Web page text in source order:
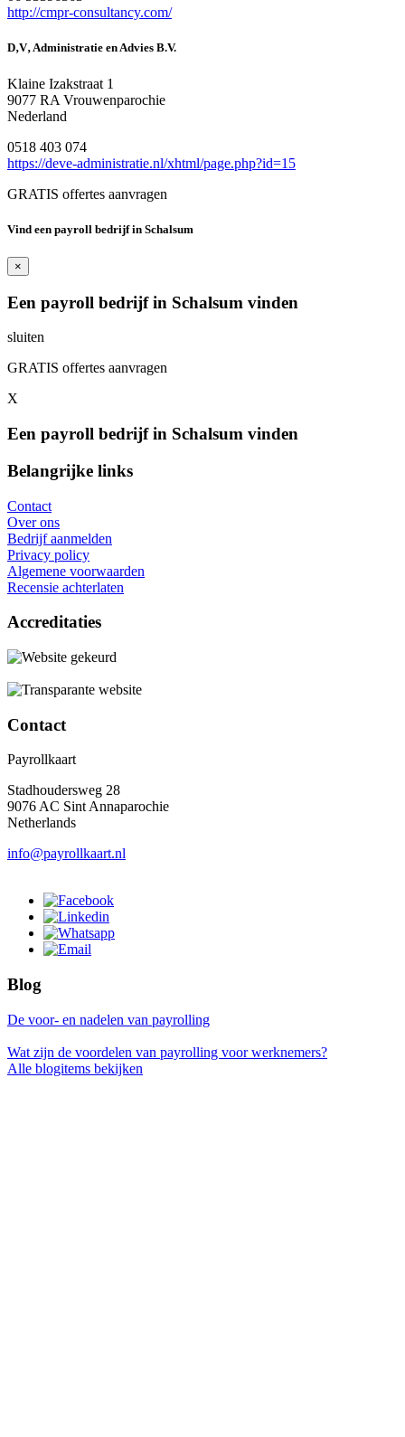
http://cmpr-consultancy.com/
D‚V‚ Administratie en Advies B.V.
Klaine Izakstraat 1
9077 RA Vrouwenparochie
Nederland
0518 403 074
https://deve-administratie.nl/xhtml/page.php?id=15
GRATIS offertes aanvragen
Vind een payroll bedrijf in Schalsum
×
Een payroll bedrijf in Schalsum vinden
sluiten
GRATIS offertes aanvragen
X
Een payroll bedrijf in Schalsum vinden
Belangrijke links
Contact
Over ons
Bedrijf aanmelden
Privacy policy
Algemene voorwaarden
Recensie achterlaten
Accreditaties
Contact
Payrollkaart
Stadhoudersweg 28
9076 AC Sint Annaparochie
Netherlands
info@payrollkaart.nl
Blog
De voor- en nadelen van payrolling
Wat zijn de voordelen van payrolling voor werknemers?
Alle blogitems bekijken